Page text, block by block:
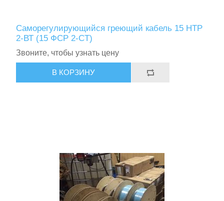
Саморегулирующийся греющий кабель 15 НТР
2-ВТ (15 ФСР 2-СT)
Звоните, чтобы узнать цену